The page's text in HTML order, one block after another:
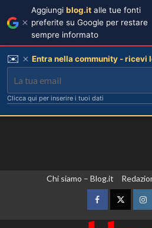
Chi siamo – Blog.it
FacebookTwitter
Aggiungi blog.it alle tue fonti
preferite su Google per restare
sempre informato
✉️ Entra nella community - ricevi
Clicca qui per inserire i tuoi dati